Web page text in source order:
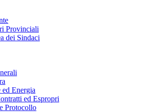
Provinciali
dei Sindaci
Energia
ed Espropri
Protocollo